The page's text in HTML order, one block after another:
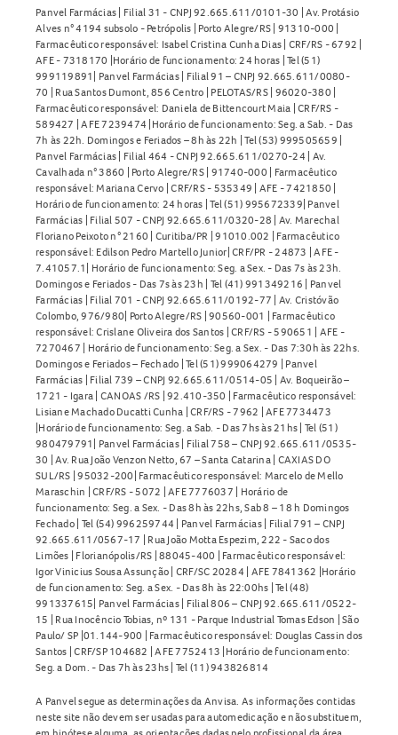
Panvel Farmácias | Filial 31 - CNPJ 92.665.611/0101-30 | Av. Protásio
Alves n° 4194 subsolo - Petrópolis | Porto Alegre/RS | 91310-000 |
Farmacêutico responsável: Isabel Cristina Cunha Dias | CRF/RS - 6792 |
AFE - 7318170 |Horário de funcionamento: 24 horas | Tel (51)
999119891| Panvel Farmácias | Filial 91 – CNPJ 92.665.611/0080-
70 | Rua Santos Dumont, 856 Centro | PELOTAS/RS | 96020-380 |
Farmacêutico responsável: Daniela de Bittencourt Maia | CRF/RS -
589427 | AFE 7239474 |Horário de funcionamento: Seg. a Sab. - Das
7h às 22h. Domingos e Feriados – 8h às 22h | Tel (53) 999505659 |
Panvel Farmácias | Filial 464 - CNPJ 92.665.611/0270-24 | Av.
Cavalhada n° 3860 | Porto Alegre/RS | 91740-000 | Farmacêutico
responsável: Mariana Cervo | CRF/RS - 535349 | AFE - 7421850 |
Horário de funcionamento: 24 horas | Tel (51) 995672339| Panvel
Farmácias | Filial 507 - CNPJ 92.665.611/0320-28 | Av. Marechal
Floriano Peixoto n° 2160 | Curitiba/PR | 91010.002 | Farmacêutico
responsável: Edilson Pedro Martello Junior| CRF/PR - 24873 | AFE -
7.41057.1| Horário de funcionamento: Seg. a Sex. - Das 7s às 23h.
Domingos e Feriados - Das 7s às 23h | Tel (41) 991349216 | Panvel
Farmácias | Filial 701 - CNPJ 92.665.611/0192-77 | Av. Cristóvão
Colombo, 976/980| Porto Alegre/RS | 90560-001 | Farmacêutico
responsável: Crislane Oliveira dos Santos | CRF/RS - 590651 | AFE -
7270467 | Horário de funcionamento: Seg. a Sex. - Das 7:30h às 22hs.
Domingos e Feriados – Fechado | Tel (51) 999064279 | Panvel
Farmácias | Filial 739 – CNPJ 92.665.611/0514-05 | Av. Boqueirão –
1721 - Igara | CANOAS /RS | 92.410-350 | Farmacêutico responsável:
Lisiane Machado Ducatti Cunha | CRF/RS - 7962 | AFE 7734473
|Horário de funcionamento: Seg. a Sab. - Das 7hs às 21hs | Tel (51)
980479791| Panvel Farmácias | Filial 758 – CNPJ 92.665.611/0535-
30 | Av. Rua João Venzon Netto, 67 – Santa Catarina | CAXIAS DO
SUL/RS | 95032-200| Farmacêutico responsável: Marcelo de Mello
Maraschin | CRF/RS - 5072 | AFE 7776037 | Horário de
funcionamento: Seg. a Sex. - Das 8h às 22hs, Sab 8 – 18 h Domingos
Fechado | Tel (54) 996259744 | Panvel Farmácias | Filial 791 – CNPJ
92.665.611/0567-17 | Rua João Motta Espezim, 222 - Saco dos
Limões | Florianópolis/RS | 88045-400 | Farmacêutico responsável:
Igor Vinicius Sousa Assunção | CRF/SC 20284 | AFE 7841362 |Horário
de funcionamento: Seg. a Sex. - Das 8h às 22:00hs | Tel (48)
991337615| Panvel Farmácias | Filial 806 – CNPJ 92.665.611/0522-
15 | Rua Inocêncio Tobias, nº 131 - Parque Industrial Tomas Edson | São
Paulo/ SP |01.144-900 | Farmacêutico responsável: Douglas Cassin dos
Santos | CRF/SP 104682 | AFE 7752413 |Horário de funcionamento:
Seg. a Dom. - Das 7h às 23hs | Tel (11) 943826814
A Panvel segue as determinações da Anvisa. As informações contidas
neste site não devem ser usadas para automedicação e não substituem,